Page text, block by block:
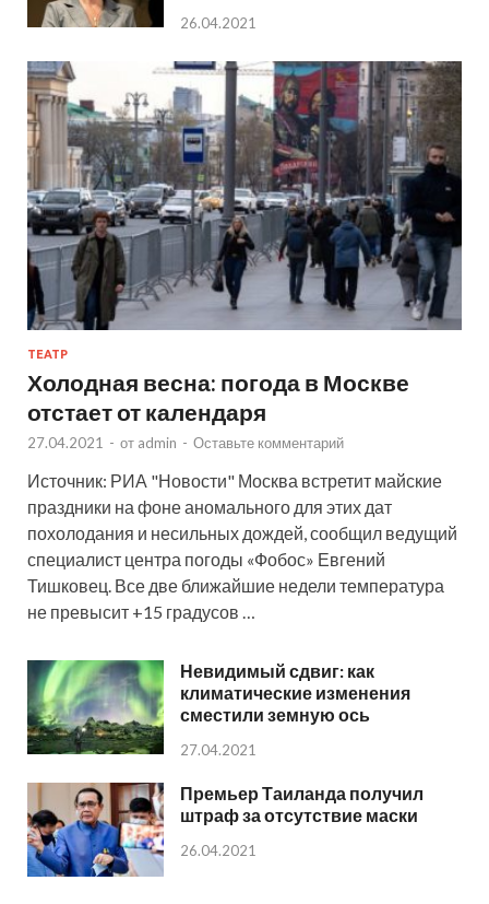
26.04.2021
ТЕАТР
Холодная весна: погода в Москве
отстает от календаря
27.04.2021 - от admin - Оставьте комментарий
Источник: РИА "Новости" Москва встретит майские
праздники на фоне аномального для этих дат
похолодания и несильных дождей, сообщил ведущий
специалист центра погоды «Фобос» Евгений
Тишковец. Все две ближайшие недели температура
не превысит +15 градусов …
Невидимый сдвиг: как
климатические изменения
сместили земную ось
27.04.2021
Премьер Таиланда получил
штраф за отсутствие маски
26.04.2021